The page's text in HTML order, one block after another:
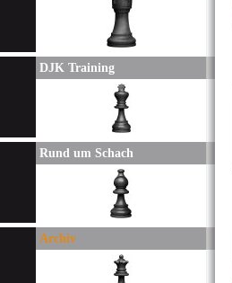
DJK Training
Rund um Schach
Archiv